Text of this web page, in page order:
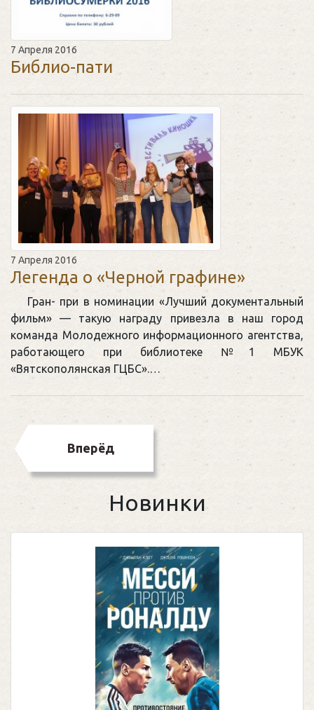
7 Апреля 2016
Библио-пати
7 Апреля 2016
Легенда о «Черной графине»
Гран- при в номинации «Лучший документальный
фильм» — такую награду привезла в наш город
команда Молодежного информационного агентства,
работающего при библиотеке №1 МБУК
«Вятскополянская ГЦБС».…
Вперёд
Новинки